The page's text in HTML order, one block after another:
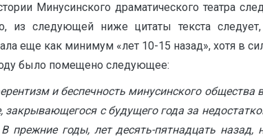
Минусинского драматического театра
из следующей ниже цитаты текста
еще как минимум «лет 10-15 назад», хотя в
было помещено следующее:
и беспечность минусинского общества
закрывающегося с будущего года за
прежние годы, лет десять-пятнадцать